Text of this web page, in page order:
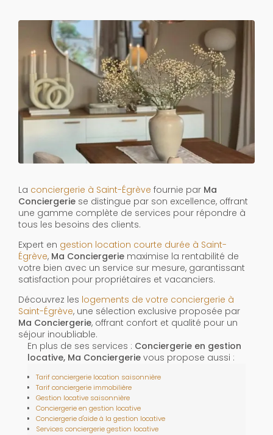
La conciergerie à Saint-Égrève fournie par Ma
Conciergerie se distingue par son excellence, offrant
une gamme complète de services pour répondre à
tous les besoins des clients.
Expert en gestion location courte durée à Saint-
Égrève, Ma Conciergerie maximise la rentabilité de
votre bien avec un service sur mesure, garantissant
satisfaction pour propriétaires et vacanciers.
Découvrez les logements de votre conciergerie à
Saint-Égrève, une sélection exclusive proposée par
Ma Conciergerie, offrant confort et qualité pour un
séjour inoubliable.
En plus de ses services : Conciergerie en gestion
locative, Ma Conciergerie vous propose aussi :
Tarif conciergerie location saisonnière
Tarif conciergerie immobilière
Gestion locative saisonnière
Conciergerie en gestion locative
Conciergerie d'aide à la gestion locative
Services conciergerie gestion locative